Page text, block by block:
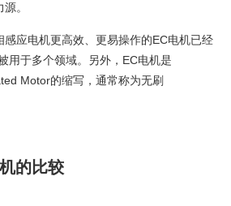
。
应电机更高效、更易操作的EC电机已经
用于多个领域。另外，EC电机是
Motor的缩写，通常称为无刷
的比较